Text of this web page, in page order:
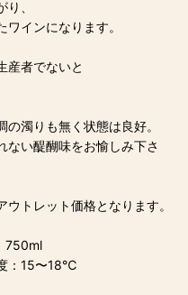
、
インになります。
産者でないと
濁りも無く状態は良好。
ない醍醐味をお愉しみ下さ
トレット価格となります。
750ml
：15〜18℃